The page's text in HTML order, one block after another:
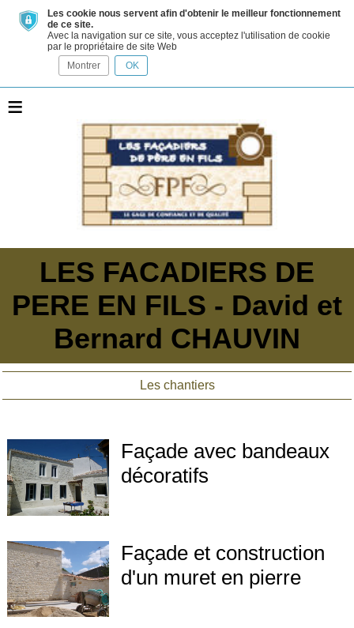
Les cookie nous servent afin d'obtenir le meilleur fonctionnement
de ce site.
Avec la navigation sur ce site, vous acceptez l'utilisation de cookie
par le propriétaire de site Web
Montrer
OK
≡
LES FACADIERS DE
PERE EN FILS - David et
Bernard CHAUVIN
Les chantiers
Façade avec bandeaux
décoratifs
Façade et construction
d'un muret en pierre